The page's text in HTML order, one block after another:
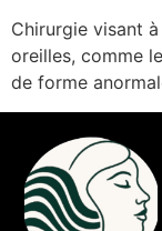
Chirurgie visant
oreilles, comme
de forme